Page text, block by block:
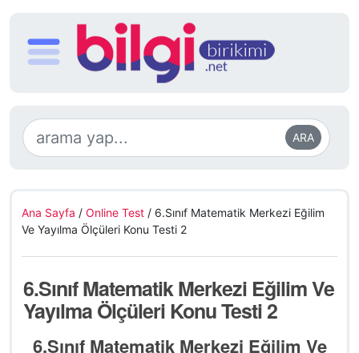
ARA
Ana Sayfa / Online Test / 6.Sınıf Matematik Merkezi Eğilim
Ve Yayılma Ölçüleri Konu Testi 2
6.Sınıf Matematik Merkezi Eğilim Ve
Yayılma Ölçüleri Konu Testi 2
6.Sınıf Matematik Merkezi Eğilim Ve